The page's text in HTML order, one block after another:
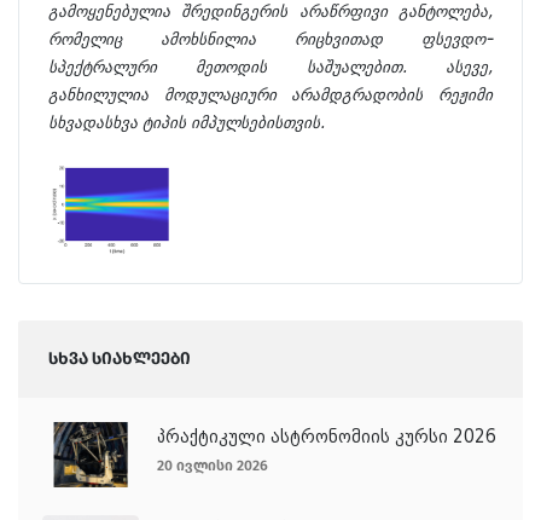
გამოყენებულია შრედინგერის არაწრფივი განტოლება,
რომელიც ამოხსნილია რიცხვითად ფსევდო-
სპექტრალური მეთოდის საშუალებით. ასევე,
განხილულია მოდულაციური არამდგრადობის რეჟიმი
სხვადასხვა ტიპის იმპულსებისთვის.
სხვა სიახლეები
პრაქტიკული ასტრონომიის კურსი 2026
20 ივლისი 2026